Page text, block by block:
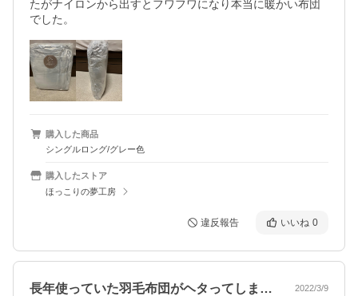
たがナイロンから出すとフワフワになり本当に暖かい布団
でした。
購入した商品
シングルロング/グレー色
購入したストア
ほっこりの夢工房
違反報告 いいね 0
長年使っていた羽毛布団がヘタってしまっ… 2022/3/9